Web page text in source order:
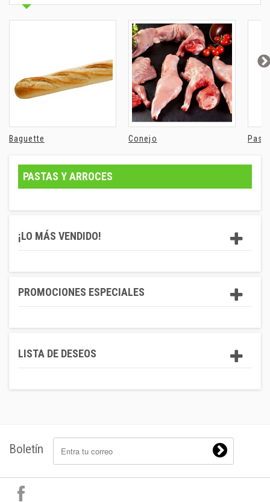
Baguette Conejo
PASTAS Y ARROCES
¡LO MÁS VENDIDO!
PROMOCIONES ESPECIALES
LISTA DE DESEOS
Boletín